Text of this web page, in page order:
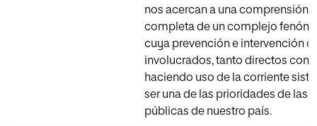
nos acercan a una comprensión
completa de un complejo
cuya prevención e intervención
involucrados, tanto directos
haciendo uso de la corriente
ser una de las prioridades de las
públicas de nuestro país.